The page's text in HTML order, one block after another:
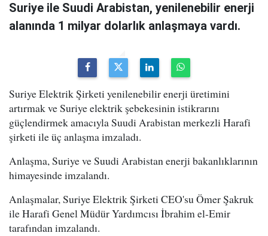
Suriye ile Suudi Arabistan, yenilenebilir enerji
alanında 1 milyar dolarlık anlaşmaya vardı.
Suriye Elektrik Şirketi yenilenebilir enerji üretimini
artırmak ve Suriye elektrik şebekesinin istikrarını
güçlendirmek amacıyla Suudi Arabistan merkezli Harafi
şirketi ile üç anlaşma imzaladı.
Anlaşma, Suriye ve Suudi Arabistan enerji bakanlıklarının
himayesinde imzalandı.
Anlaşmalar, Suriye Elektrik Şirketi CEO'su Ömer Şakruk
ile Harafi Genel Müdür Yardımcısı İbrahim el-Emir
tarafından imzalandı.